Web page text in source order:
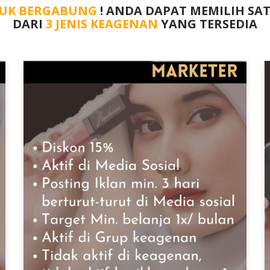
BERGABUNG ! ANDA DAPAT MEMILIH
DARI 3 JENIS KEAGENAN YANG TERSEDIA